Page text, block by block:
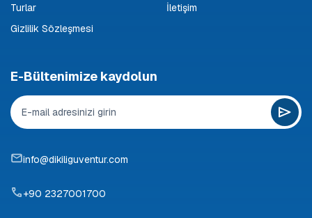
Turlar
Gizlilik Sözleşmesi
İletişim
E-Bültenimize kaydolun
info@dikiliguventur.com
+90 2327001700